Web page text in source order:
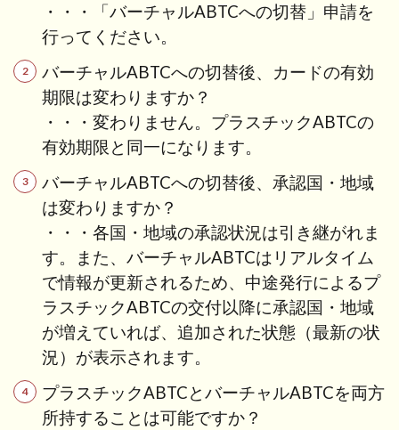
・・・「バーチャルABTCへの切替」申請を
行ってください。
バーチャルABTCへの切替後、カードの有効
期限は変わりますか？
・・・変わりません。プラスチックABTCの
有効期限と同一になります。
バーチャルABTCへの切替後、承認国・地域
は変わりますか？
・・・各国・地域の承認状況は引き継がれま
す。また、バーチャルABTCはリアルタイム
で情報が更新されるため、中途発行によるプ
ラスチックABTCの交付以降に承認国・地域
が増えていれば、追加された状態（最新の状
況）が表示されます。
プラスチックABTCとバーチャルABTCを両方
所持することは可能ですか？